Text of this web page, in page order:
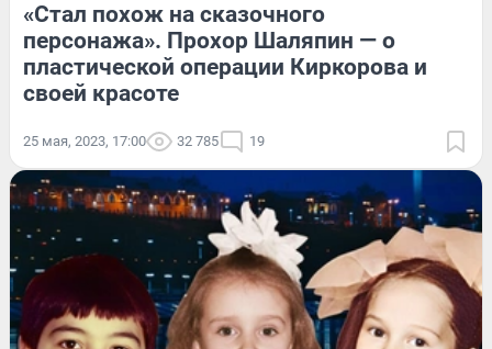
«Стал похож на сказочного
персонажа». Прохор Шаляпин — о
пластической операции Киркорова и
своей красоте
25 мая, 2023, 17:00 32 785 19